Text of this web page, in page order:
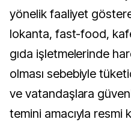
yönelik faaliyet
lokanta, fast-food,
gıda işletmelerinde
olması sebebiyle
ve vatandaşlara
temini amacıyla resmi